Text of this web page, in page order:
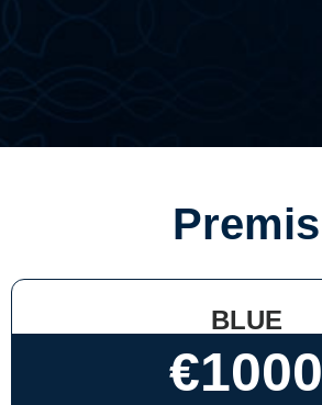
Premis
BLUE
€1000